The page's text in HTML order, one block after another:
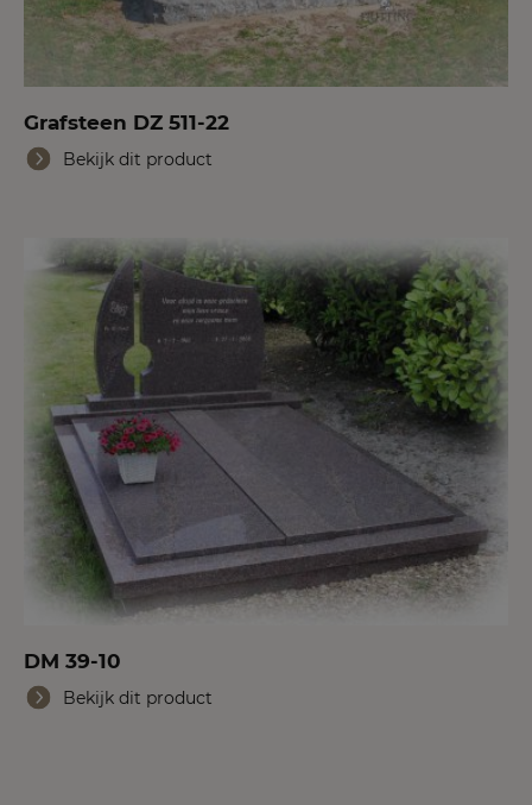
Grafsteen DZ 511-22
Bekijk dit product
DM 39-10
Bekijk dit product